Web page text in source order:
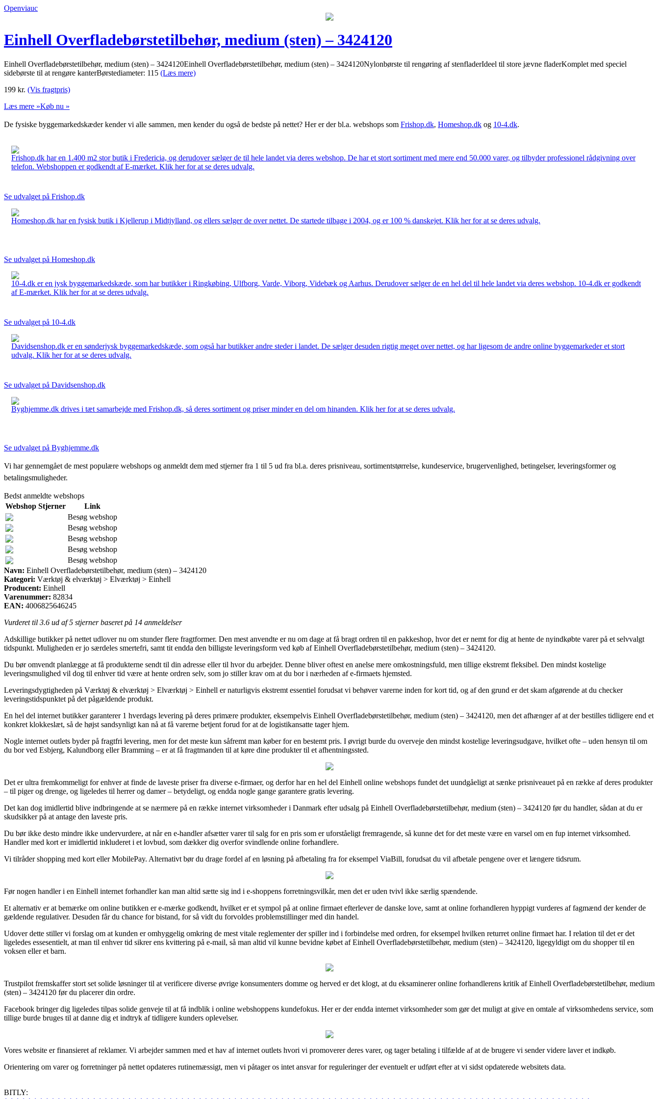
Openviauc
Einhell Overfladebørstetilbehør, medium (sten) – 3424120
Einhell Overfladebørstetilbehør, medium (sten) – 3424120Einhell Overfladebørstetilbehør, medium (sten) – 3424120Nylonbørste til rengøring af stenfladerIdeel til store jævne fladerKomplet med speciel
sidebørste til at rengøre kanterBørstediameter: 115 (Læs mere)
199 kr. (Vis fragtpris)
Læs mere »Køb nu »
De fysiske byggemarkedskæder kender vi alle sammen, men kender du også de bedste på nettet? Her er der bl.a. webshops som Frishop.dk, Homeshop.dk og 10-4.dk.
Frishop.dk har en 1.400 m2 stor butik i Fredericia, og derudover sælger de til hele landet via deres webshop. De har et stort sortiment med mere end 50.000 varer, og tilbyder professionel rådgivning over
telefon. Webshoppen er godkendt af E-mærket. Klik her for at se deres udvalg.
Se udvalget på Frishop.dk
Homeshop.dk har en fysisk butik i Kjellerup i Midtjylland, og ellers sælger de over nettet. De startede tilbage i 2004, og er 100 % danskejet. Klik her for at se deres udvalg.
Se udvalget på Homeshop.dk
10-4.dk er en jysk byggemarkedskæde, som har butikker i Ringkøbing, Ulfborg, Varde, Viborg, Videbæk og Aarhus. Derudover sælger de en hel del til hele landet via deres webshop. 10-4.dk er godkendt
af E-mærket. Klik her for at se deres udvalg.
Se udvalget på 10-4.dk
Davidsenshop.dk er en sønderjysk byggemarkedskæde, som også har butikker andre steder i landet. De sælger desuden rigtig meget over nettet, og har ligesom de andre online byggemarkeder et stort
udvalg. Klik her for at se deres udvalg.
Se udvalget på Davidsenshop.dk
Byghjemme.dk drives i tæt samarbejde med Frishop.dk, så deres sortiment og priser minder en del om hinanden. Klik her for at se deres udvalg.
Se udvalget på Byghjemme.dk
Vi har gennemgået de mest populære webshops og anmeldt dem med stjerner fra 1 til 5 ud fra bl.a. deres prisniveau, sortimentstørrelse, kundeservice, brugervenlighed, betingelser, leveringsformer og
betalingsmuligheder.
Bedst anmeldte webshops
Webshop Stjerner
Link
Besøg webshop
Besøg webshop
Besøg webshop
Besøg webshop
Besøg webshop
Navn: Einhell Overfladebørstetilbehør, medium (sten) – 3424120
Kategori: Værktøj & elværktøj > Elværktøj > Einhell
Producent: Einhell
Varenummer: 82834
EAN: 4006825646245
Vurderet til 3.6 ud af 5 stjerner baseret på 14 anmeldelser
Adskillige butikker på nettet udlover nu om stunder flere fragtformer. Den mest anvendte er nu om dage at få bragt ordren til en pakkeshop, hvor det er nemt for dig at hente de nyindkøbte varer på et selvvalgt
tidspunkt. Muligheden er jo særdeles smertefri, samt tit endda den billigste leveringsform ved køb af Einhell Overfladebørstetilbehør, medium (sten) – 3424120.
Du bør omvendt planlægge at få produkterne sendt til din adresse eller til hvor du arbejder. Denne bliver oftest en anelse mere omkostningsfuld, men tillige ekstremt fleksibel. Den mindst kostelige
leveringsmulighed vil dog til enhver tid være at hente ordren selv, som jo stiller krav om at du bor i nærheden af e-firmaets hjemsted.
Leveringsdygtigheden på Værktøj & elværktøj > Elværktøj > Einhell er naturligvis ekstremt essentiel forudsat vi behøver varerne inden for kort tid, og af den grund er det skam afgørende at du checker
leveringstidspunktet på det pågældende produkt.
En hel del internet butikker garanterer 1 hverdags levering på deres primære produkter, eksempelvis Einhell Overfladebørstetilbehør, medium (sten) – 3424120, men det afhænger af at der bestilles tidligere end et
konkret klokkeslæt, så de højst sandsynligt kan nå at få varerne betjent forud for at de logistikansatte tager hjem.
Nogle internet outlets byder på fragtfri levering, men for det meste kun såfremt man køber for en bestemt pris. I øvrigt burde du overveje den mindst kostelige leveringsudgave, hvilket ofte – uden hensyn til om
du bor ved Esbjerg, Kalundborg eller Bramming – er at få fragtmanden til at køre dine produkter til et afhentningssted.
Det er ultra fremkommeligt for enhver at finde de laveste priser fra diverse e-firmaer, og derfor har en hel del Einhell online webshops fundet det uundgåeligt at sænke prisniveauet på en række af deres produkter
– til piger og drenge, og ligeledes til herrer og damer – betydeligt, og endda nogle gange garantere gratis levering.
Det kan dog imidlertid blive indbringende at se nærmere på en række internet virksomheder i Danmark efter udsalg på Einhell Overfladebørstetilbehør, medium (sten) – 3424120 før du handler, sådan at du er
skudsikker på at antage den laveste pris.
Du bør ikke desto mindre ikke undervurdere, at når en e-handler afsætter varer til salg for en pris som er uforståeligt fremragende, så kunne det for det meste være en varsel om en fup internet virksomhed.
Handler med kort er imidlertid inkluderet i et lovbud, som dækker dig overfor svindlende online forhandlere.
Vi tilråder shopping med kort eller MobilePay. Alternativt bør du drage fordel af en løsning på afbetaling fra for eksempel ViaBill, forudsat du vil afbetale pengene over et længere tidsrum.
Før nogen handler i en Einhell internet forhandler kan man altid sætte sig ind i e-shoppens forretningsvilkår, men det er uden tvivl ikke særlig spændende.
Et alternativ er at bemærke om online butikken er e-mærke godkendt, hvilket er et sympol på at online firmaet efterlever de danske love, samt at online forhandleren hyppigt vurderes af fagmænd der kender de
gældende regulativer. Desuden får du chance for bistand, for så vidt du forvoldes problemstillinger med din handel.
Udover dette stiller vi forslag om at kunden er omhyggelig omkring de mest vitale reglementer der spiller ind i forbindelse med ordren, for eksempel hvilken returret online firmaet har. I relation til det er det
ligeledes essesentielt, at man til enhver tid sikrer ens kvittering på e-mail, så man altid vil kunne bevidne købet af Einhell Overfladebørstetilbehør, medium (sten) – 3424120, ligegyldigt om du shopper til en
voksen eller et barn.
Trustpilot fremskaffer stort set solide løsninger til at verificere diverse øvrige konsumenters domme og herved er det klogt, at du eksaminerer online forhandlerens kritik af Einhell Overfladebørstetilbehør, medium
(sten) – 3424120 før du placerer din ordre.
Facebook bringer dig ligeledes tilpas solide genveje til at få indblik i online webshoppens kundefokus. Her er der endda internet virksomheder som gør det muligt at give en omtale af virksomhedens service, som
tillige burde bruges til at danne dig et indtryk af tidligere kunders oplevelser.
Vores website er finansieret af reklamer. Vi arbejder sammen med et hav af internet outlets hvori vi promoverer deres varer, og tager betaling i tilfælde af at de brugere vi sender videre laver et indkøb.
Orientering om varer og forretninger på nettet opdateres rutinemæssigt, men vi påtager os intet ansvar for reguleringer der eventuelt er udført efter at vi sidst opdaterede websitets data.
BITLY: